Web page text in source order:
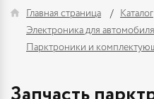
Главная страница
Каталог
Электроника для автомобиля
Парктроники и